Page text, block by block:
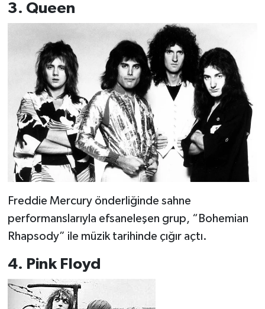
3. Queen
Freddie Mercury önderliğinde sahne
performanslarıyla efsaneleşen grup, “Bohemian
Rhapsody” ile müzik tarihinde çığır açtı.
4. Pink Floyd